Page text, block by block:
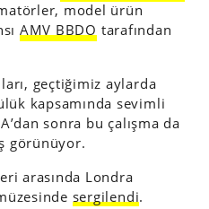
model ürün
AMV BBDO tarafından
geçtiğimiz aylarda
kapsamında sevimli
sonra bu çalışma da
görünüyor.
arasında Londra
sergilendi.